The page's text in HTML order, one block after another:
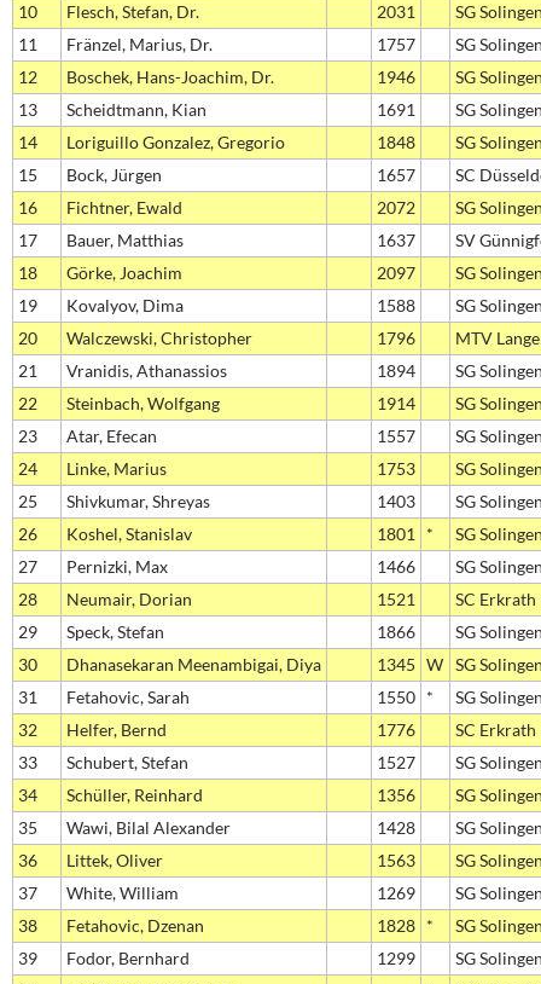
10
Flesch, Stefan, Dr. 2031
SG
11
Fränzel, Marius, Dr. 1757
SG
12
Boschek, Hans-Joachim, Dr. 1946
SG
13
Scheidtmann, Kian 1691
SG
14
Loriguillo Gonzalez, Gregorio 1848
SG
15
Bock, Jürgen 1657
SC
16
Fichtner, Ewald 2072
SG
17
Bauer, Matthias 1637
SV
18
Görke, Joachim 2097
SG
19
Kovalyov, Dima 1588
SG
20
Walczewski, Christopher 1796
MTV
21
Vranidis, Athanassios 1894
SG
22
Steinbach, Wolfgang 1914
SG
23
Atar, Efecan 1557
SG
24
Linke, Marius 1753
SG
25
Shivkumar, Shreyas 1403
SG
26
Koshel, Stanislav 1801 *
SG
27
Pernizki, Max 1466
SG
28
Neumair, Dorian 1521
SC Erkrath
29
Speck, Stefan 1866
SG
30
Dhanasekaran Meenambigai, Diya 1345 W SG
31
Fetahovic, Sarah 1550 *
SG
32
Helfer, Bernd 1776
SC Erkrath
33
Schubert, Stefan 1527
SG
34
Schüller, Reinhard 1356
SG
35
Wawi, Bilal Alexander 1428
SG
36
Littek, Oliver 1563
SG
37
White, William 1269
SG
38
Fetahovic, Dzenan 1828 *
SG
39
Fodor, Bernhard 1299
SG